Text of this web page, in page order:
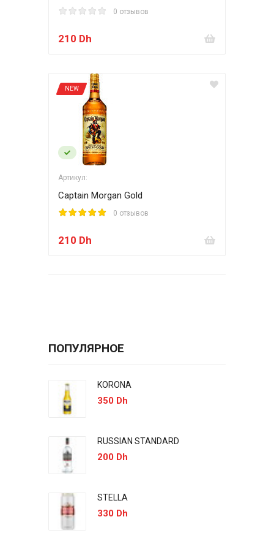
0 отзывов
210 Dh
NEW
Артикул:
Captain Morgan Gold
0 отзывов
210 Dh
ПОПУЛЯРНОЕ
KORONA
350 Dh
RUSSIAN STANDARD
200 Dh
STELLA
330 Dh